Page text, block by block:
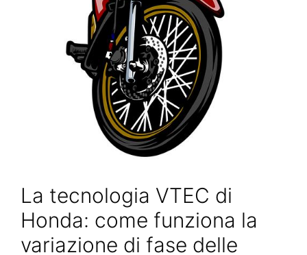
La tecnologia VTEC di
Honda: come funziona la
variazione di fase delle